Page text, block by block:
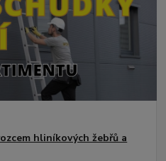
hliníkových žebřů a